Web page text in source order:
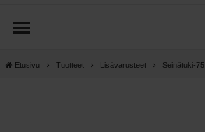
Etusivu Tuotteet Lisävarusteet Seinätuki-75